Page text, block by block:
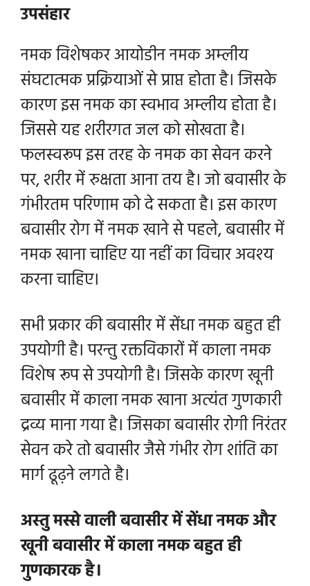
उपसंहार
नमक विशेषकर आयोडीन नमक अम्लीय
संघटात्मक प्रक्रियाओं से प्राप्त होता है। जिसके
कारण इस नमक का स्वभाव अम्लीय होता है।
जिससे यह शरीरगत जल को सोखता है।
फलस्वरूप इस तरह के नमक का सेवन करने
पर, शरीर में रुक्षता आना तय है। जो बवासीर के
गंभीरतम परिणाम को दे सकता है। इस कारण
बवासीर रोग में नमक खाने से पहले, बवासीर में
नमक खाना चाहिए या नहीं का विचार अवश्य
करना चाहिए।
सभी प्रकार की बवासीर में सेंधा नमक बहुत ही
उपयोगी है। परन्तु रक्तविकारों में काला नमक
विशेष रूप से उपयोगी है। जिसके कारण खूनी
बवासीर में काला नमक खाना अत्यंत गुणकारी
द्रव्य माना गया है। जिसका बवासीर रोगी निरंतर
सेवन करे तो बवासीर जैसे गंभीर रोग शांति का
मार्ग ढूढ़ने लगते है।
अस्तु मस्से वाली बवासीर में सेंधा नमक और
खूनी बवासीर में काला नमक बहुत ही
गुणकारक है।